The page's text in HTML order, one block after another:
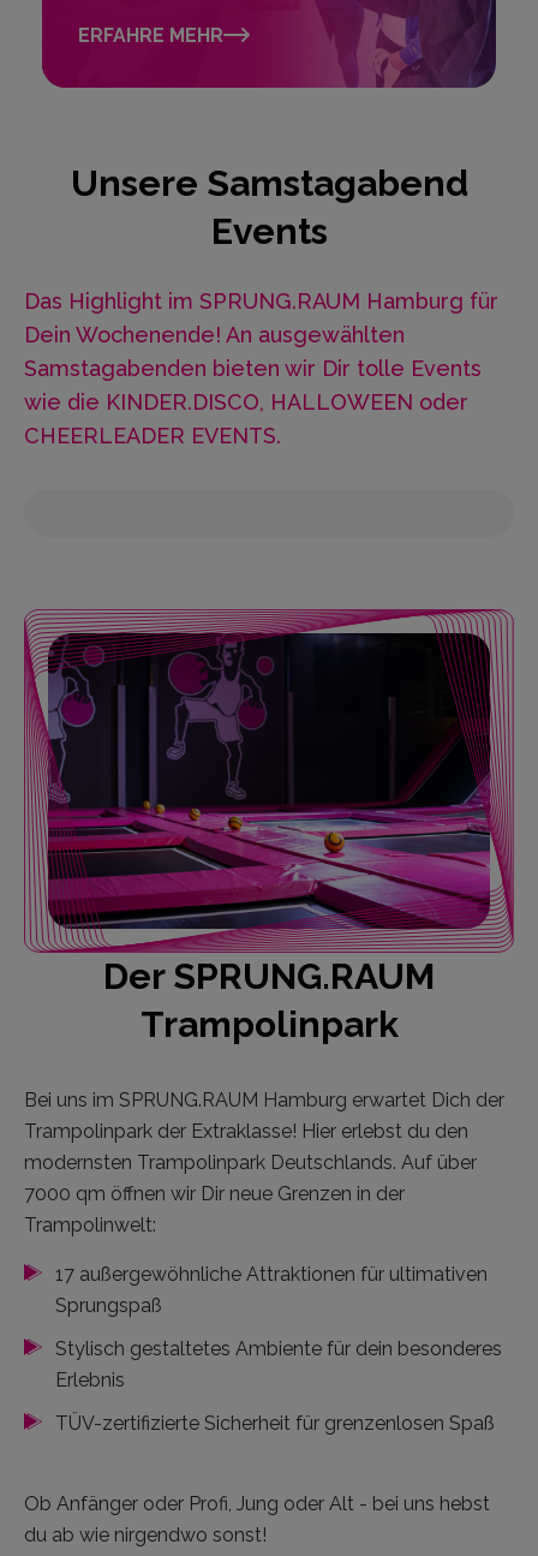
ERFAHRE MEHR
Unsere Samstagabend
Events
Das Highlight im SPRUNG.RAUM Hamburg für
Dein Wochenende! An ausgewählten
Samstagabenden bieten wir Dir tolle Events
wie die KINDER.DISCO, HALLOWEEN oder
CHEERLEADER EVENTS.
Der SPRUNG.RAUM
Trampolinpark
Bei uns im SPRUNG.RAUM Hamburg erwartet Dich der
Trampolinpark der Extraklasse! Hier erlebst du den
modernsten Trampolinpark Deutschlands. Auf über
7000 qm öffnen wir Dir neue Grenzen in der
Trampolinwelt:
17 außergewöhnliche Attraktionen für ultimativen
Sprungspaß
Stylisch gestaltetes Ambiente für dein besonderes
Erlebnis
TÜV-zertifizierte Sicherheit für grenzenlosen Spaß
Ob Anfänger oder Profi, Jung oder Alt - bei uns hebst
du ab wie nirgendwo sonst!